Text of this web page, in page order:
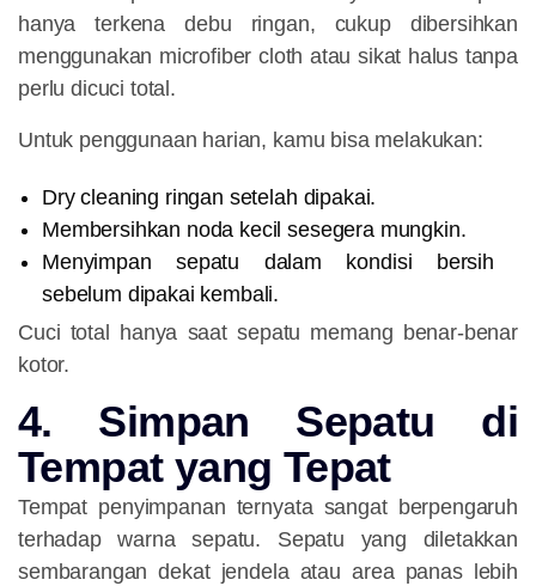
hanya terkena debu ringan, cukup dibersihkan
menggunakan microfiber cloth atau sikat halus tanpa
perlu dicuci total.
Untuk penggunaan harian, kamu bisa melakukan:
Dry cleaning ringan setelah dipakai.
Membersihkan noda kecil sesegera mungkin.
Menyimpan sepatu dalam kondisi bersih
sebelum dipakai kembali.
Cuci total hanya saat sepatu memang benar-benar
kotor.
4. Simpan Sepatu di
Tempat yang Tepat
Tempat penyimpanan ternyata sangat berpengaruh
terhadap warna sepatu. Sepatu yang diletakkan
sembarangan dekat jendela atau area panas lebih